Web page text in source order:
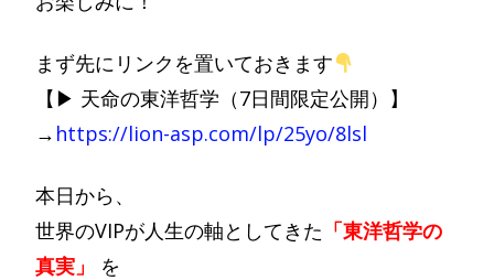
まず先にリンクを置いておきます
【▶ 天命の東洋哲学（7日間限定公開）】
→ https://lion-asp.com/lp/25yo/8lsl
本日から、
世界のVIPが人生の軸としてきた 「東洋哲学の
真実」
を